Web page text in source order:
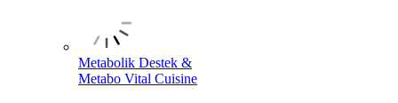
Metabolik Destek &
Metabo Vital Cuisine